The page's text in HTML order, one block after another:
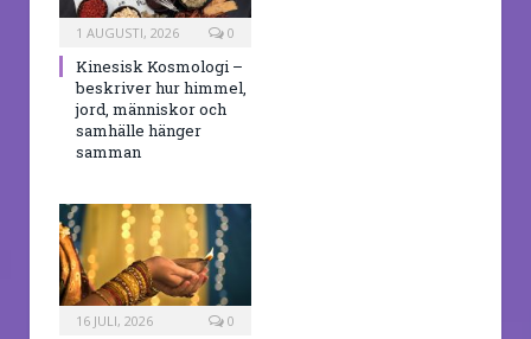
1 AUGUSTI, 2026 0
Kinesisk Kosmologi –
beskriver hur himmel,
jord, människor och
samhälle hänger
samman
16 JULI, 2026 0